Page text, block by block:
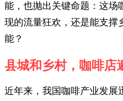
牌。
能，也抛出关键命题：这场
现的流量狂欢，还是能支撑
能？
县城和乡村，咖啡店
近年来，我国咖啡产业发展